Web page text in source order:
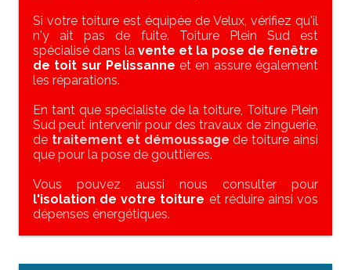
Si votre toiture est équipée de Velux, vérifiez qu'il
n'y ait pas de fuite. Toiture Plein Sud est
spécialisé dans la vente et la pose de fenêtre
de toit sur Pelissanne et en assure également
les réparations.
En tant que spécialiste de la toiture, Toiture Plein
Sud peut intervenir pour des travaux de zinguerie,
de traitement et démoussage de toiture ainsi
que pour la pose de gouttières.
Vous pouvez aussi nous consulter pour
l'isolation de votre toiture et réduire ainsi vos
dépenses énergétiques.